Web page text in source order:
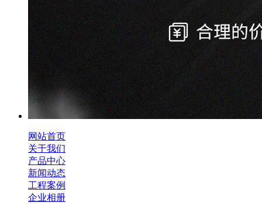
网站首页
关于我们
产品中心
新闻动态
工程案例
企业相册